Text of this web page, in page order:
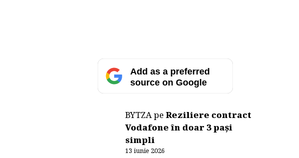
Add as a preferred
source on Google
BYTZApeReziliere contract
Vodafone în doar 3 pași
simpli
13 iunie 2026